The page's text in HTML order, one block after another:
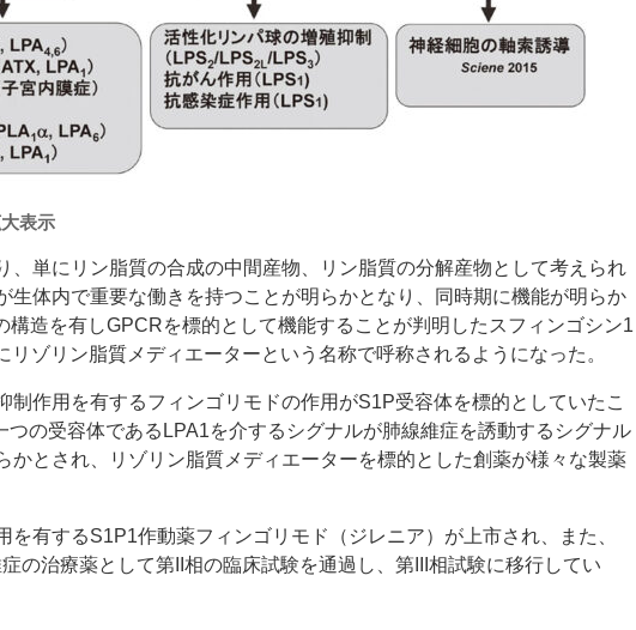
表示
単にリン脂質の合成の中間産物、リン脂質の分解産物として考えられ
生体内で重要な働きを持つことが明らかとなり、同時期に機能が明らか
構造を有しGPCRを標的として機能することが判明したスフィンゴシン1
リゾリン脂質メディエーターという名称で呼称されるようになった。
作用を有するフィンゴリモドの作用がS1P受容体を標的としていたこ
つの受容体であるLPA1を介するシグナルが肺線維症を誘動するシグナル
かとされ、リゾリン脂質メディエーターを標的とした創薬が様々な製薬
有するS1P1作動薬フィンゴリモド（ジレニア）が上市され、また、
の治療薬として第II相の臨床試験を通過し、第III相試験に移行してい